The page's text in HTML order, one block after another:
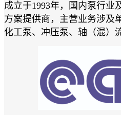
成立于1993年，国内泵行业
方案提供商，主营业务涉及
化工泵、冲压泵、轴（混）